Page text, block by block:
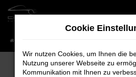
Zum
Cookie
Wir nutzen Cookies, um Ihnen die
Nutzung unserer Webseite zu
Kommunikation mit Ihnen zu